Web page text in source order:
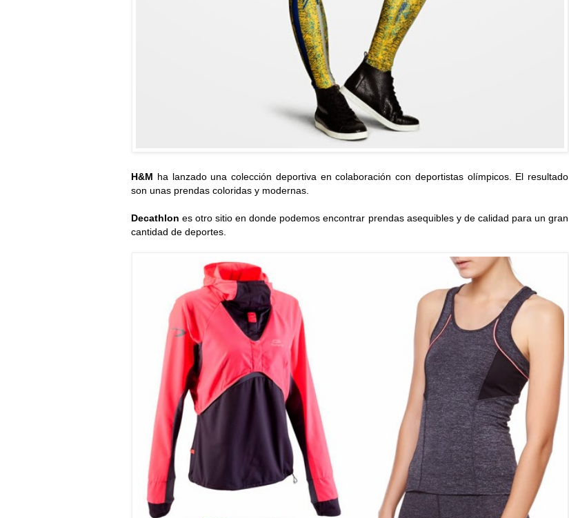
H&M ha lanzado una colección deportiva en colaboración con deportistas olímpicos. El resultado
son unas prendas coloridas y modernas.
Decathlon es otro sitio en donde podemos encontrar prendas asequibles y de calidad para un gran
cantidad de deportes.